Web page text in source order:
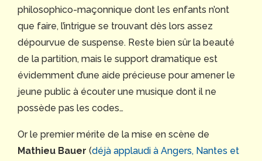
philosophico-maçonnique dont les enfants n’ont
que faire, l’intrigue se trouvant dès lors assez
dépourvue de suspense. Reste bien sûr la beauté
de la partition, mais le support dramatique est
évidemment d’une aide précieuse pour amener le
jeune public à écouter une musique dont il ne
possède pas les codes…
Or le premier mérite de la mise en scène de
Mathieu Bauer (déjà applaudi à Angers, Nantes et